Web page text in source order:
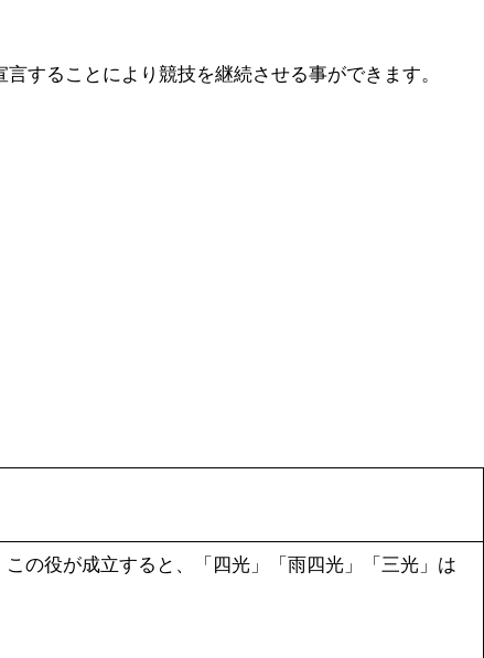
することにより競技を継続させる事ができます。
の役が成立すると、「四光」「雨四光」「三光」は